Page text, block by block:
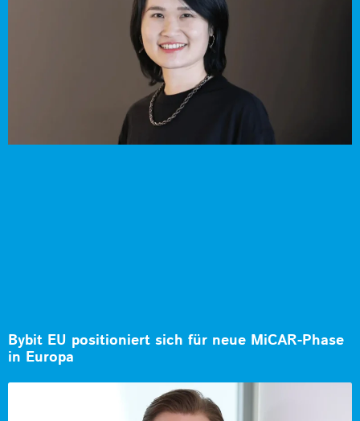
Bybit EU positioniert sich für neue MiCAR-Phase
in Europa